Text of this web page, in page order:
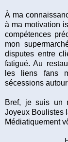
À ma
à ma motivation
compétences
mon
disputes entre
fatigué. Au
les liens fans
sécessions
Bref, je suis un
Joyeux Boulistes
Médiatiquement